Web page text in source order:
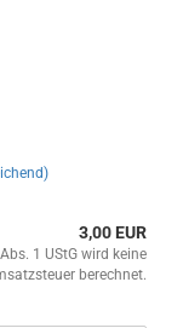
3,00 EUR
1 UStG wird keine
berechnet.